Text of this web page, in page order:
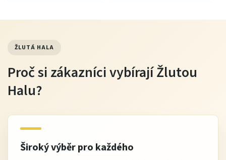
ŽLUTÁ HALA
Proč si zákazníci vybírají Žlutou
Halu?
Široký výběr pro každého